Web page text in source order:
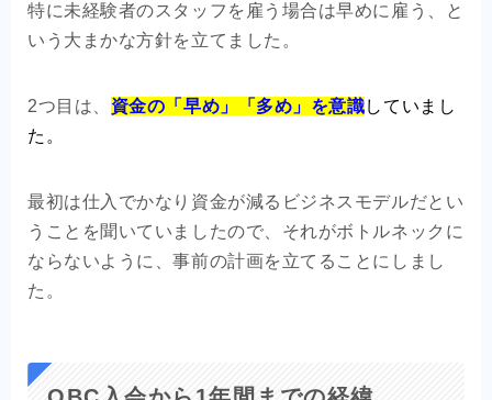
特に未経験者のスタッフを雇う場合は早めに雇う、と
いう大まかな方針を立てました。
2つ目は、 資金の「早め」「多め」を意識していまし
た。
最初は仕入でかなり資金が減るビジネスモデルだとい
うことを聞いていましたので、それがボトルネックに
ならないように、事前の計画を立てることにしまし
た。